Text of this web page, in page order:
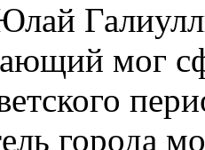
мог
города